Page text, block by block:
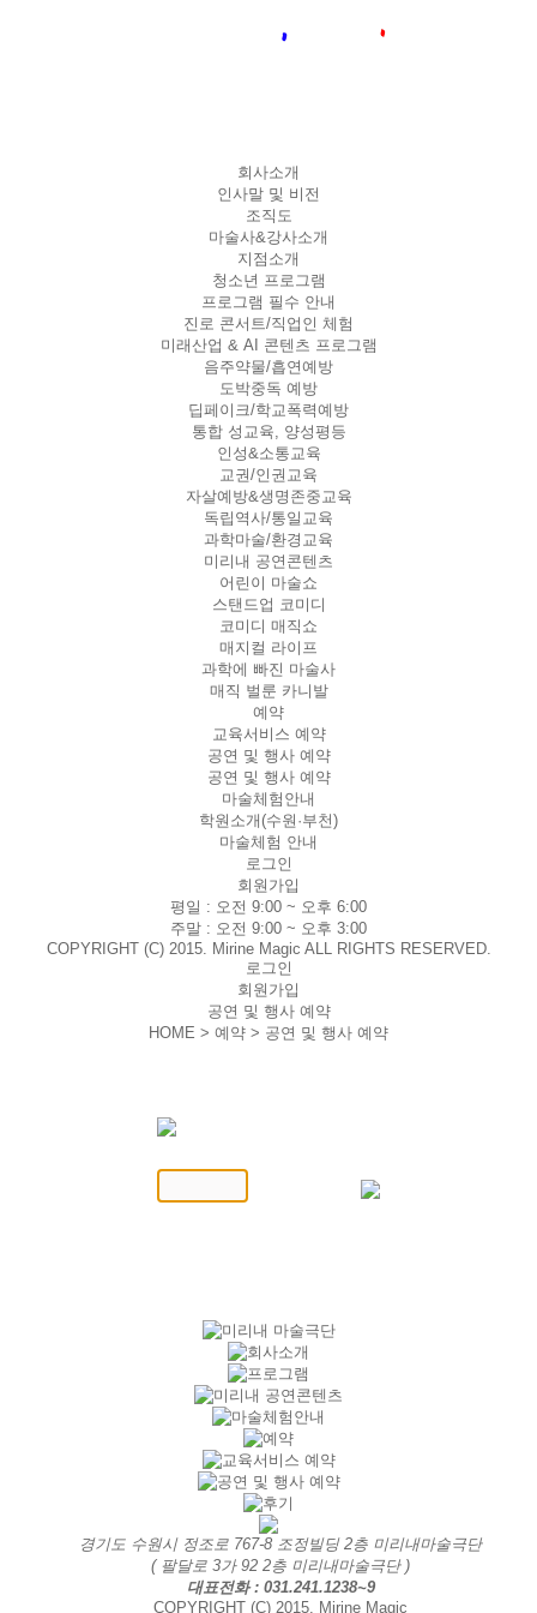
회사소개
인사말 및 비전
조직도
마술사&강사소개
지점소개
청소년 프로그램
프로그램 필수 안내
진로 콘서트/직업인 체험
미래산업 & AI 콘텐츠 프로그램
음주약물/흡연예방
도박중독 예방
딥페이크/학교폭력예방
통합 성교육, 양성평등
인성&소통교육
교권/인권교육
자살예방&생명존중교육
독립역사/통일교육
과학마술/환경교육
미리내 공연콘텐츠
어린이 마술쇼
스탠드업 코미디
코미디 매직쇼
매지컬 라이프
과학에 빠진 마술사
매직 벌룬 카니발
예약
교육서비스 예약
공연 및 행사 예약
공연 및 행사 예약
마술체험안내
학원소개(수원·부천)
마술체험 안내
로그인
회원가입
평일 : 오전 9:00 ~ 오후 6:00
주말 : 오전 9:00 ~ 오후 3:00
COPYRIGHT (C) 2015. Mirine Magic ALL RIGHTS RESERVED.
로그인
회원가입
공연 및 행사 예약
HOME > 예약 > 공연 및 행사 예약
경기도 수원시 정조로 767-8 조정빌딩 2층 미리내마술극단
( 팔달로 3가 92 2층 미리내마술극단 )
대표전화 : 031.241.1238~9
COPYRIGHT (C) 2015. Mirine Magic